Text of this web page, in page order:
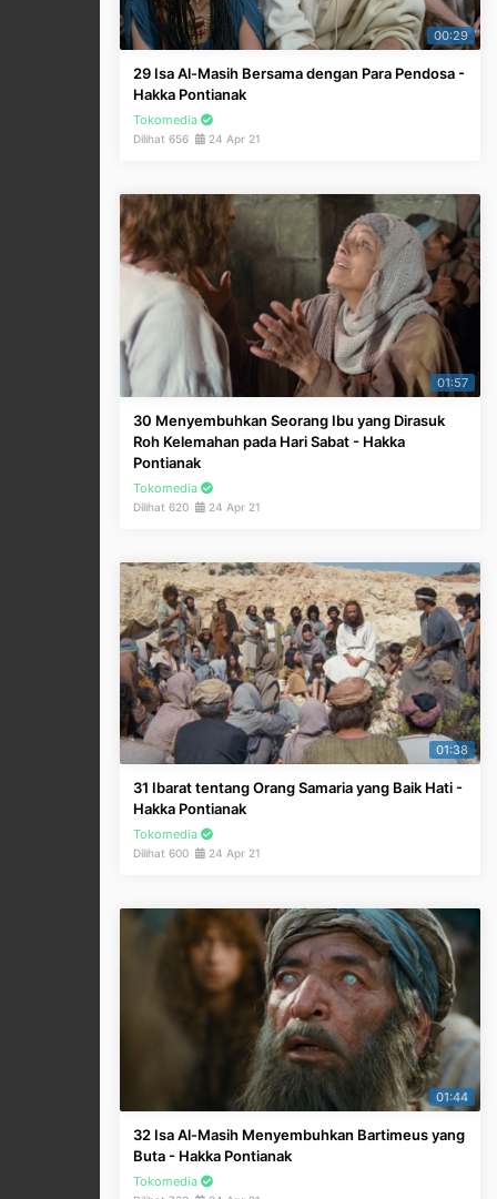
00:29
29 Isa Al-Masih Bersama dengan Para Pendosa -
Hakka Pontianak
Tokomedia
Dilihat 656 24 Apr 21
01:57
30 Menyembuhkan Seorang Ibu yang Dirasuk
Roh Kelemahan pada Hari Sabat - Hakka
Pontianak
Tokomedia
Dilihat 620 24 Apr 21
01:38
31 Ibarat tentang Orang Samaria yang Baik Hati -
Hakka Pontianak
Tokomedia
Dilihat 600 24 Apr 21
01:44
32 Isa Al-Masih Menyembuhkan Bartimeus yang
Buta - Hakka Pontianak
Tokomedia